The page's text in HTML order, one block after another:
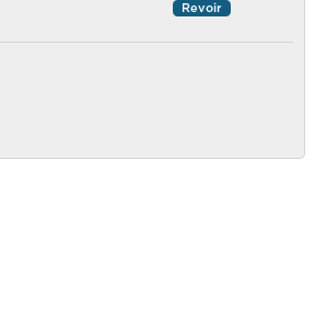
Revoir